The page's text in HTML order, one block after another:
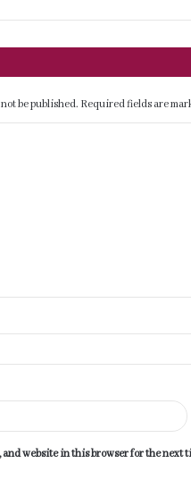
be published. Required fields are
and website in this browser for the next